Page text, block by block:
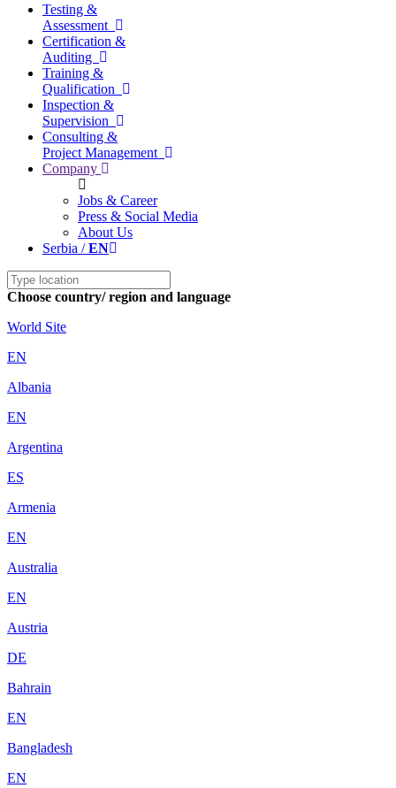
Testing &
Assessment
Certification &
Auditing
Training &
Qualification
Inspection &
Supervision
Consulting &
Project Management
Company
Jobs & Career
Press & Social Media
About Us
Serbia /EN
Choose country/ region and language
World Site
EN
Albania
EN
Argentina
ES
Armenia
EN
Australia
EN
Austria
DE
Bahrain
EN
Bangladesh
EN